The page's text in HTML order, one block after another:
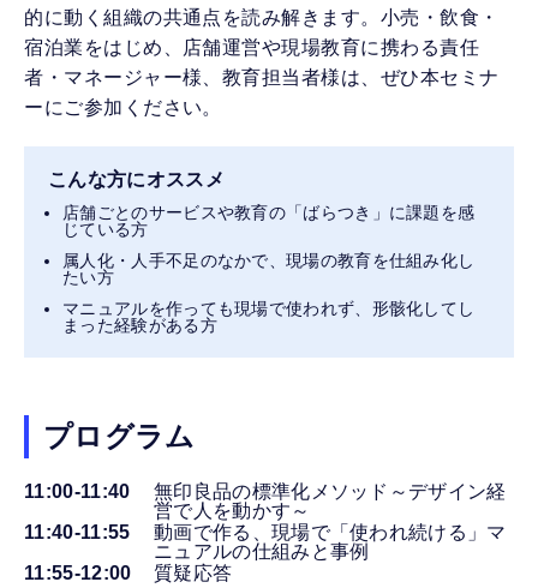
的に動く組織の共通点を読み解きます。小売・飲食・
宿泊業をはじめ、店舗運営や現場教育に携わる責任
者・マネージャー様、教育担当者様は、ぜひ本セミナ
ーにご参加ください。
こんな方にオススメ
店舗ごとのサービスや教育の「ばらつき」に課題を感
じている方
属人化・人手不足のなかで、現場の教育を仕組み化し
たい方
マニュアルを作っても現場で使われず、形骸化してし
まった経験がある方
プログラム
11:00-11:40
無印良品の標準化メソッド～デザイン経
営で人を動かす～
11:40-11:55
動画で作る、現場で「使われ続ける」マ
ニュアルの仕組みと事例
11:55-12:00
質疑応答